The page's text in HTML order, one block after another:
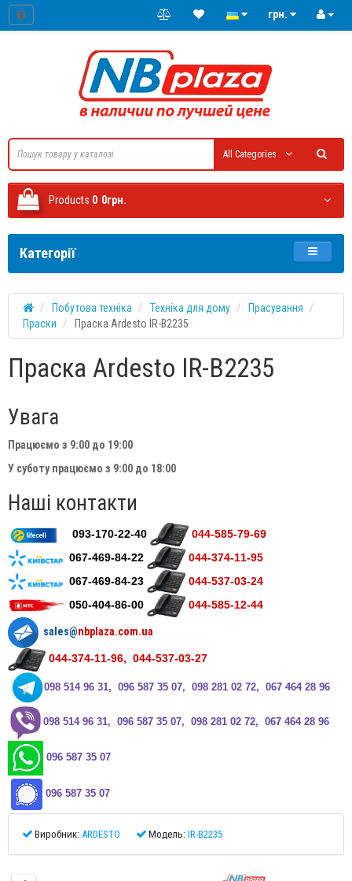
грн.
All Categories
Products 0 0грн.
Категорії
Побутова техніка Техніка для дому
Прасування
Праски
Праска Ardesto IR-B2235
Праска Ardesto IR-B2235
Увага
Працюємо з 9:00 до 19:00
У суботу працюємо з 9:00 до 18:00
Наші контакти
093-170-22-40
044-585-79-69
067-469-84-22
044-374-11-95
067-469-84-23
044-537-03-24
050-404-86-00
044-585-12-44
sales@nbplaza.com.ua
044-374-11-96, 044-537-03-27
098 514 96 31, 096 587 35 07, 098 281 02 72, 067 464 28 96
098 514 96 31, 096 587 35 07, 098 281 02 72, 067 464 28 96
096 587 35 07
096 587 35 07
Виробник: ARDESTO Модель: IR-B2235